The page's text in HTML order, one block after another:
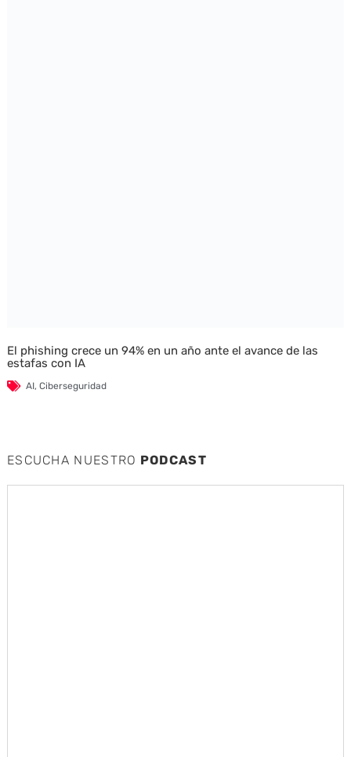
El phishing crece un 94% en un año ante el avance de las
estafas con IA
AI, Ciberseguridad
ESCUCHA NUESTRO PODCAST